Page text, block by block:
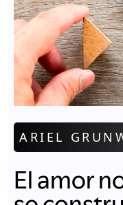
ARIEL
El amor